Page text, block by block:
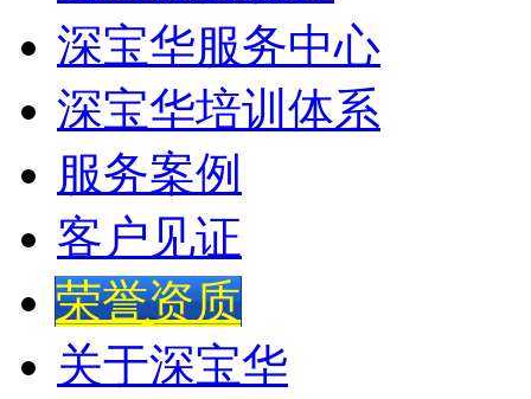
深宝华服务中心
深宝华培训体系
服务案例
客户见证
荣誉资质
关于深宝华